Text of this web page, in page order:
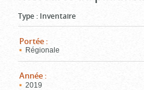
Type : Inventaire
Portée :
Régionale
Année :
2019